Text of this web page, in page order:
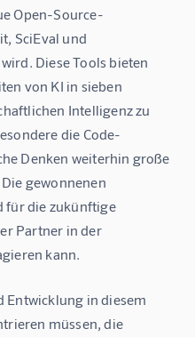
Open-Source-
SciEval und
Diese Tools bieten
von KI in sieben
Intelligenz zu
die Code-
Denken weiterhin große
gewonnenen
für die zukünftige
Partner in der
kann.
Entwicklung in diesem
müssen, die